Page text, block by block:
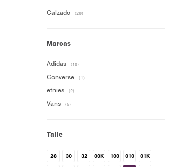
Calzado (26)
Marcas
Adidas (18)
Converse (1)
etnies (2)
Vans (5)
Talle
28 30 32 00K 100 010 01K